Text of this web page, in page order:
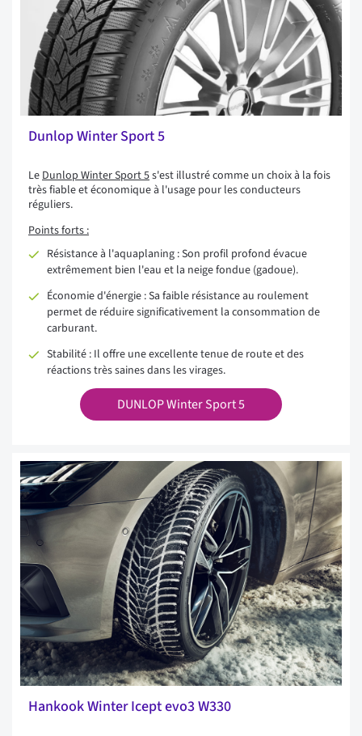
Dunlop Winter Sport 5
LeDunlop Winter Sport 5s'est illustré comme un choix à la fois
très fiable et économique à l'usage pour les conducteurs
réguliers.
Points forts :
Résistance à l'aquaplaning : Son profil profond évacue
extrêmement bien l'eau et la neige fondue (gadoue).
Économie d'énergie : Sa faible résistance au roulement
permet de réduire significativement la consommation de
carburant.
Stabilité : Il offre une excellente tenue de route et des
réactions très saines dans les virages.
DUNLOP Winter Sport 5
Hankook Winter Icept evo3 W330